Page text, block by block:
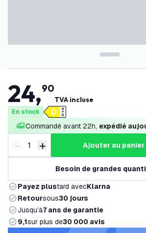
24,90
TVA incluse
En stock
Commandé avant 22h, expédié
Diminuer la quantité
- Augmenter la quantité
+ ajouter au panier
Besoin de grandes
Payez plustard avecKlarna
Retoursous30 jours
Jusqu’à7 ans de garantie
9,1sur plus de30 000 avis